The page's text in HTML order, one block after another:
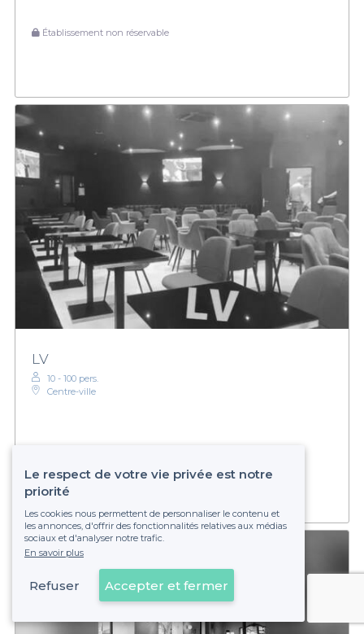
Établissement non réservable
LV
10 - 100 pers.
Centre-ville
Voir sur la carte
Le respect de votre vie privée est notre
priorité
Les cookies nous permettent de personnaliser le contenu et
les annonces, d'offrir des fonctionnalités relatives aux médias
sociaux et d'analyser notre trafic.
En savoir plus
Refuser Accepter et fermer